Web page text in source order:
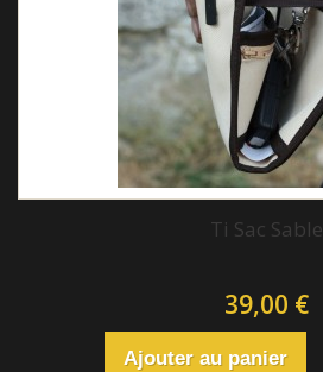
Ti Sac Sable
39,00 €
Ajouter au panier